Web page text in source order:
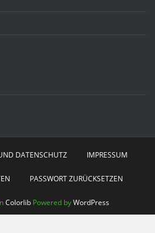
DATENSCHUTZ IMPRESSUM
PASSWORT ZURÜCKSETZEN
Colorlib Powered byWordPress